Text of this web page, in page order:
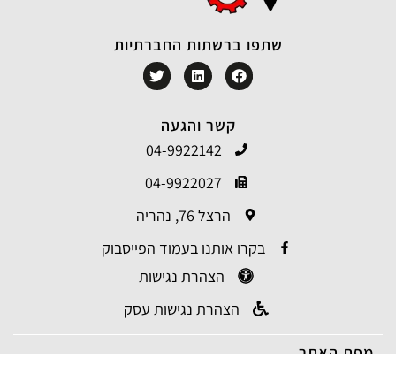
מפת האתר
קשר והגעה
04-9922142
04-9922027
הרצל 76, נהריה
בקרו אותנו בעמוד הפייסבוק
הצהרת נגישות
הצהרת נגישות עסק
שתפו ברשתות החברתיות